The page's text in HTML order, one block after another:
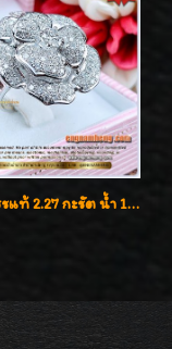
แหวนเพชรแท้ 2.27 กะรัต น้ำ 100% เบลเยี่ยมคัท ลวดลายดอกกุหลาบหรู